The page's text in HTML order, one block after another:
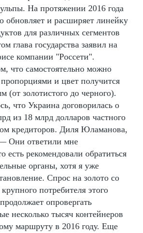
На протяжении 2016 года
обновляет и расширяет линейку
для различных сегментов
глава государства заявил на
компании "Россети".
что самостоятельно можно
и цвет получится
(от золотистого до черного).
что Украина договорилась о
из 18 млрд долларов частного
кредиторов. Диля Юламанова,
Они ответили мне
есть рекомендовали обратиться
органы, хотя я уже
Спрос на золото со
потребителя этого
опровергать
несколько тысяч контейнеров
маршруту в 2016 году. Еще